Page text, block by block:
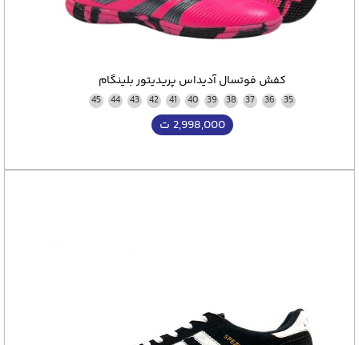
کفش فوتسال آدیداس پریدیتور بلينگام
35
36
37
38
39
40
41
42
43
44
45
2,998,000 ت